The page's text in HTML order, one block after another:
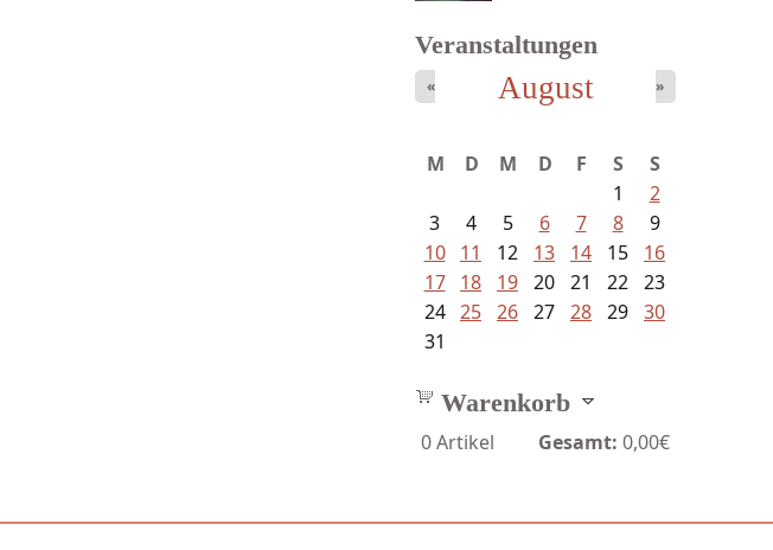
Veranstaltungen
August
« »
M D M D F S
S
1
2
3
4 5 6 7 8
9
10
11 12 13 14 15
16
17
18 19 20 21 22 23
24 25 26 27 28 29 30
31
Warenkorb
0Artikel Gesamt: 0,00€